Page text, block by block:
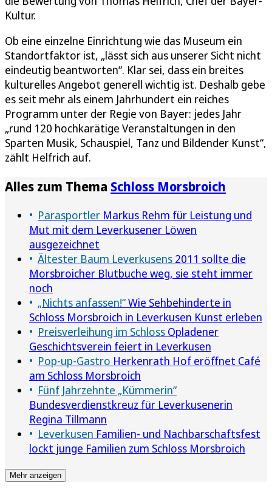
Kultur.
Ob eine einzelne Einrichtung wie das Museum ein
Standortfaktor ist, „lässt sich aus unserer Sicht nicht
eindeutig beantworten“. Klar sei, dass ein breites
kulturelles Angebot generell wichtig ist. Deshalb gebe
es seit mehr als einem Jahrhundert ein reiches
Programm unter der Regie von Bayer: jedes Jahr
„rund 120 hochkarätige Veranstaltungen in den
Sparten Musik, Schauspiel, Tanz und Bildender Kunst“,
zählt Helfrich auf.
Alles zum Thema Schloss Morsbroich
Parasportler Markus Rehm für Leistung und
Mut mit dem Leverkusener Löwen
ausgezeichnet
Ältester Baum Leverkusens 2011 sollte die
Morsbroicher Blutbuche weg, sie steht immer
noch
„Nichts anfassen!“Wie Sehbehinderte in
Schloss Morsbroich in Leverkusen Kunst erleben
Preisverleihung im Schloss Opladener
Geschichtsverein feiert in Leverkusen
Pop-up-Gastro Herkenrath Hof eröffnet Café
am Schloss Morsbroich
Fünf Jahrzehnte „Kümmerin“
Bundesverdienstkreuz für Leverkusenerin
Regina Tillmann
Leverkusen Familien- und Nachbarschaftsfest
lockt junge Familien zum Schloss Morsbroich
Mehr anzeigen